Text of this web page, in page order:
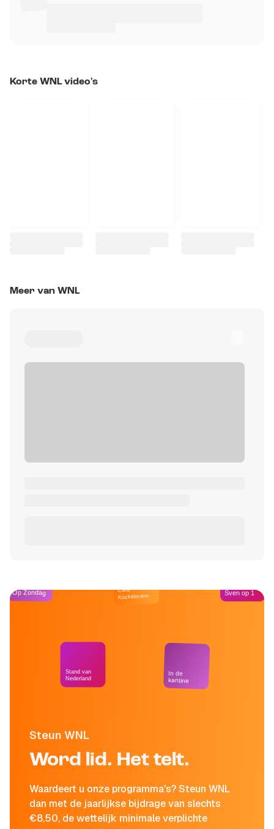
Korte WNL video's
Meer van WNL
Steun WNL
Word lid. Het telt.
Waardeert u onze programma's? Steun WNL
dan met de jaarlijkse bijdrage van slechts
€8,50, de wettelijk minimale verplichte
Op Zondag
Stand van
Nederland
Café
Kockelmann
In de
kantine
Sven op 1